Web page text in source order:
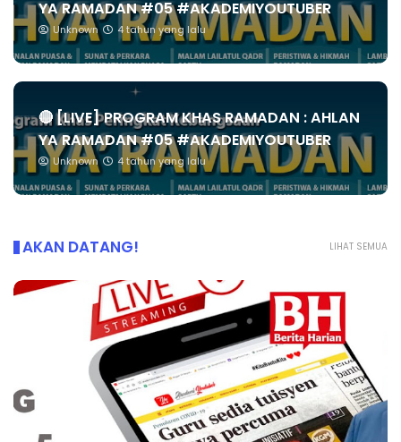
YA RAMADAN #05 #AKADEMIYOUTUBER
Unknown 4 tahun yang lalu
🔴 [LIVE] PROGRAM KHAS RAMADAN : AHLAN
YA RAMADAN #05 #AKADEMIYOUTUBER
Unknown 4 tahun yang lalu
LIHAT SEMUA
AKAN DATANG!